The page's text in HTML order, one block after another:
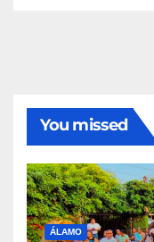
You missed
ÁLAMO